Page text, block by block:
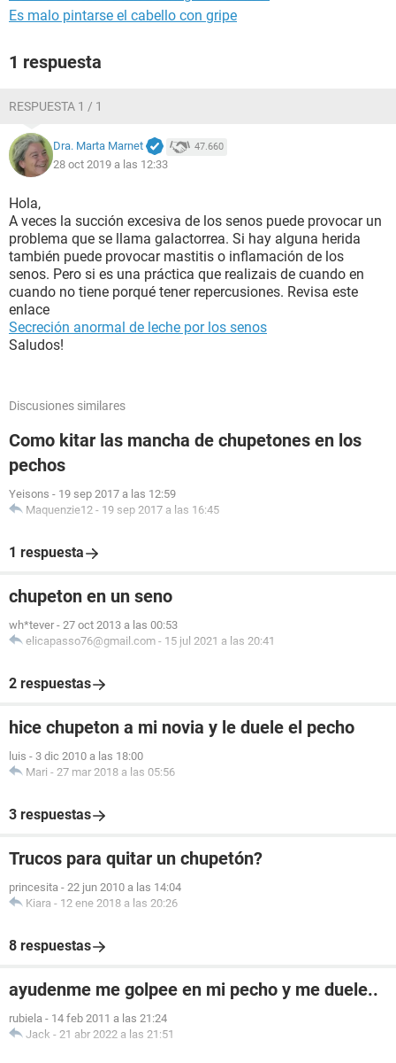
Es malo pintarse el cabello con gripe
1 respuesta
RESPUESTA 1 / 1
Dra. Marta Marnet 47.660
28 oct 2019 a las 12:33
Hola,
A veces la succión excesiva de los senos puede provocar un
problema que se llama galactorrea. Si hay alguna herida
también puede provocar mastitis o inflamación de los
senos. Pero si es una práctica que realizais de cuando en
cuando no tiene porqué tener repercusiones. Revisa este
enlace
Secreción anormal de leche por los senos
Saludos!
Discusiones similares
Como kitar las mancha de chupetones en los
pechos
Yeisons - 19 sep 2017 a las 12:59
Maquenzie12 - 19 sep 2017 a las 16:45
1 respuesta
chupeton en un seno
wh*tever - 27 oct 2013 a las 00:53
elicapasso76@gmail.com - 15 jul 2021 a las 20:41
2 respuestas
hice chupeton a mi novia y le duele el pecho
luis - 3 dic 2010 a las 18:00
Mari - 27 mar 2018 a las 05:56
3 respuestas
Trucos para quitar un chupetón?
princesita - 22 jun 2010 a las 14:04
Kiara - 12 ene 2018 a las 20:26
8 respuestas
ayudenme me golpee en mi pecho y me duele..
rubiela - 14 feb 2011 a las 21:24
Jack - 21 abr 2022 a las 21:51